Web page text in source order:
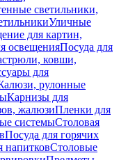
светильники,
Уличные
для картин,
освещенияПосуда для
ковши,
для
рулонные
Карнизы для
жалюзиПленки для
системыСтоловая
Посуда для горячих
напитковСтоловые